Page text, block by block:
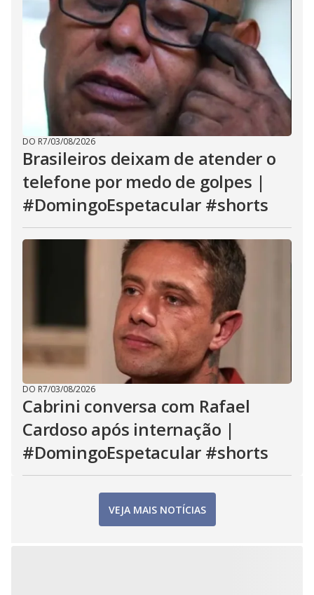
DO R7/03/08/2026
Brasileiros deixam de atender o
telefone por medo de golpes |
#DomingoEspetacular #shorts
DO R7/03/08/2026
Cabrini conversa com Rafael
Cardoso após internação |
#DomingoEspetacular #shorts
VEJA MAIS NOTÍCIAS